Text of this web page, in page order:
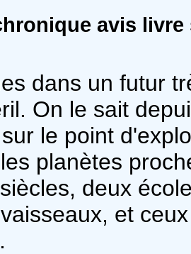
avis
dans un futur
On le sait
le point
planètes
deux
et